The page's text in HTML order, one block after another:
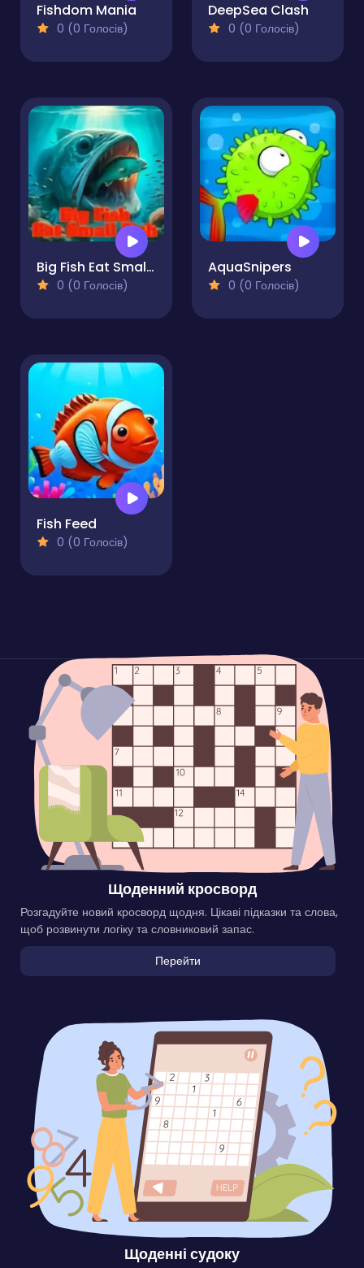
Fishdom Mania
0 (0 Голосів)
DeepSea Clash
0 (0 Голосів)
Big Fish Eat Small Fish
0 (0 Голосів)
AquaSnipers
0 (0 Голосів)
Fish Feed
0 (0 Голосів)
Щоденний кросворд
Розгадуйте новий кросворд щодня. Цікаві підказки та слова,
щоб розвинути логіку та словниковий запас.
Перейти
Щоденні судоку